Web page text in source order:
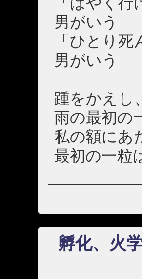
男がいう
「ひとり
男がいう
踵をかえし
雨の最初の
私の額にあ
最初の一粒
孵化、火